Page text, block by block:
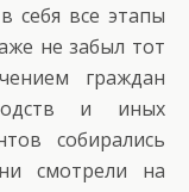
себя все этапы
не забыл тот
граждан
и иных
собирались
смотрели на